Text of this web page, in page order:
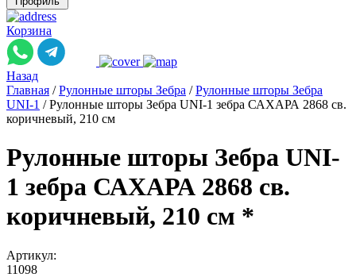
Корзина
Назад
Главная / Рулонные шторы Зебра / Рулонные шторы Зебра
UNI-1 / Рулонные шторы Зебра UNI-1 зебра САХАРА 2868 св.
коричневый, 210 см
Рулонные шторы Зебра UNI-
1 зебра САХАРА 2868 св.
коричневый, 210 см *
Артикул:
11098